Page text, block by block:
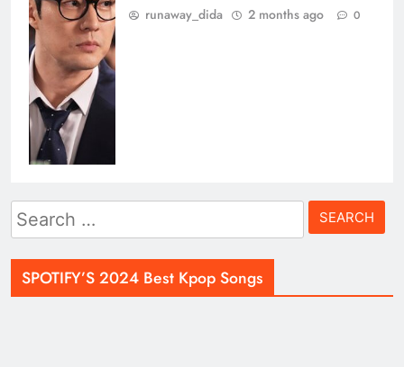
runaway_dida 2 months ago 0
Search
for:
SPOTIFY’S 2024 Best Kpop Songs